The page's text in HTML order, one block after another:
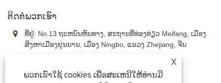
ຕິດ​ຕໍ່​ພວກ​ເຮົາ
ທີ່ຢູ່: No.13 ຖະຫນົນຫົນທາງ, ສະຖານທີ່ທ່ອງທ່ຽວ Meifang, ເມືອງ
ສິງຫາເມືອງຢຸນນານ, ເມືອງ Ningbo, ແຂວງ Zhejiang, ຈີນ
ໂທລະສັບ:+86-18867637353
X
ພວກເຮົາໃຊ້ cookies ເພື່ອສະເຫນີໃຫ້ທ່ານມີ